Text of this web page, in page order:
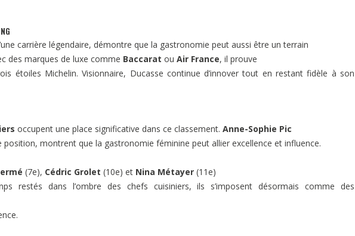
carrière légendaire, démontre que la gastronomie peut aussi être un terrain
des marques de luxe comme Baccarat ou Air France, il prouve
étoiles Michelin. Visionnaire, Ducasse continue d’innover tout en restant fidèle à son
occupent une place significative dans ce classement. Anne-Sophie Pic
position, montrent que la gastronomie féminine peut allier excellence et influence.
(7e), Cédric Grolet (10e) et Nina Métayer (11e)
restés dans l’ombre des chefs cuisiniers, ils s’imposent désormais comme des